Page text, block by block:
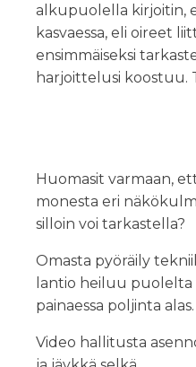
alkupuolella kirjoitin,
kasvaessa, eli oireet
ensimmäiseksi
harjoittelusi koostuu.
Huomasit varmaan,
monesta eri
silloin voi tarkastella?
Omasta pyöräily
lantio heiluu puolelta
painaessa poljinta alas.
Video hallitusta